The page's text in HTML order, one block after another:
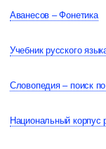
Аванесов – Фонетика
Учебник русского
Словопедия – поиск
Национальный корпус